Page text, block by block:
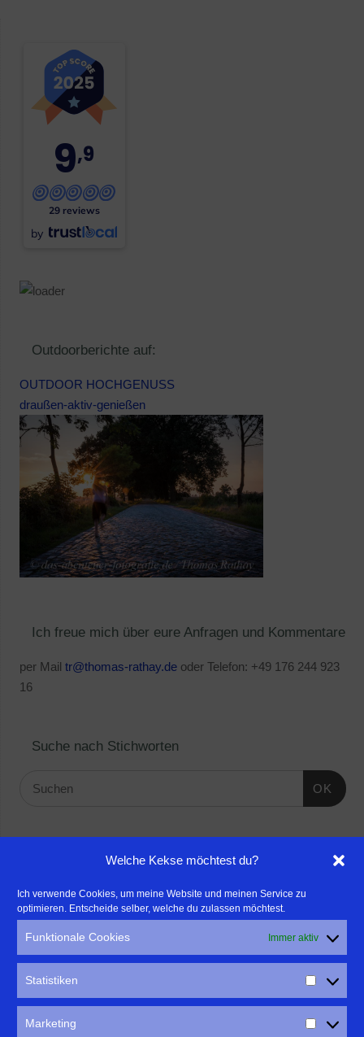
Welche Kekse möchtest du?
Ich verwende Cookies, um meine Website und meinen Service zu
optimieren. Entscheide selber, welche du zulassen möchtest.
Funktionale Cookies Immer aktiv
Statistiken
Marketing
9,9
29 reviews
by
Outdoorberichte auf:
OUTDOOR HOCHGENUSS
draußen-aktiv-genießen
Ich freue mich über eure Anfragen und Kommentare
per Mail tr@thomas-rathay.deoder Telefon: +49 176 244 923
16
Suche nach Stichworten
OK
- Für professionelle Fotografen, die ihre Stärken mehr in den
Fokus rücken wollen, empfehle ich eine Beratung durch Frau
Dr. Martina Mettner
****************************************************